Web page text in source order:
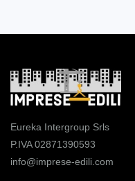
Eureka Intergroup Srls
P.IVA 02871390593
info@imprese-edili.com